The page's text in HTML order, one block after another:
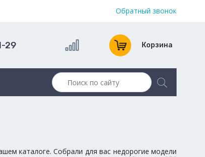
Обратный звонок
29 Корзина
каталоге. Собрали для вас недорогие модели